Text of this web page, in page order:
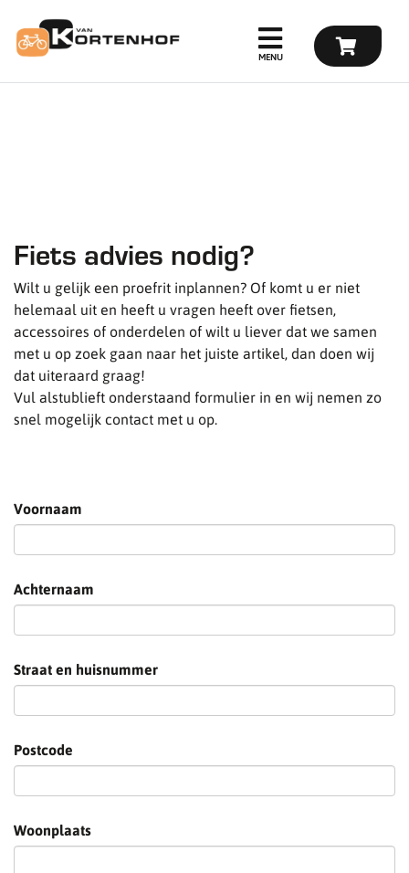
Fiets advies nodig?
Wilt u gelijk een proefrit inplannen? Of komt u er niet
helemaal uit en heeft u vragen heeft over fietsen,
accessoires of onderdelen of wilt u liever dat we samen
met u op zoek gaan naar het juiste artikel, dan doen wij
dat uiteraard graag!
Vul alstublieft onderstaand formulier in en wij nemen zo
snel mogelijk contact met u op.
Voornaam
Achternaam
Straat en huisnummer
Postcode
Woonplaats